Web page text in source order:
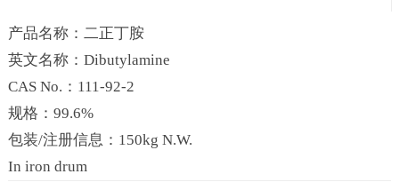
产品名称：二正丁胺
英文名称：Dibutylamine
CAS No.：111-92-2
规格：99.6%
包装/注册信息：150kg N.W.
In iron drum